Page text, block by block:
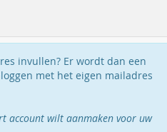
invullen? Er wordt dan een
met het eigen mailadres
account wilt aanmaken voor uw